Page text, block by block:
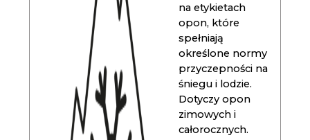
na etykietach
opon, które
spełniają
określone normy
przyczepności na
śniegu i lodzie.
Dotyczy opon
zimowych i
całorocznych.